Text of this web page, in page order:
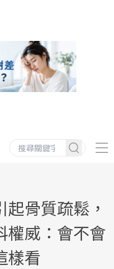
起骨質疏鬆，
權威：會不會
樣看